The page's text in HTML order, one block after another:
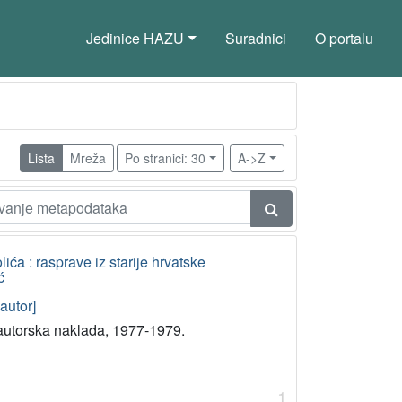
Jedinice HAZU Suradnici O portalu
Lista Mreža Po stranici: 30 A->Z
: rasprave iz starije hrvatske
naklada, 1977-1979.
1